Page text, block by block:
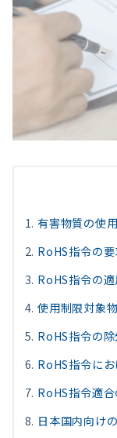
有害物質の使
RoHS指令の
RoHS指令の
使用制限対象
RoHS指令の
RoHS指令に
RoHS指令適
日本国内向け